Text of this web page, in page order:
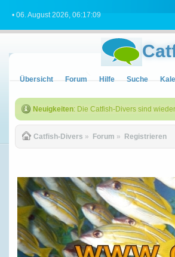
• 06. August 2026, 06:17:09
Übersicht Forum Hilfe Suche
Neuigkeiten: Die Catfish-Divers sind
Catfish-Divers » Forum » Registrieren